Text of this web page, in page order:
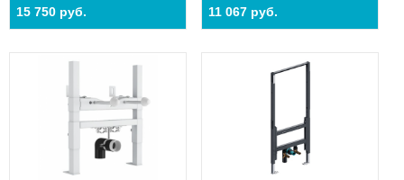
15 750 руб. 11 067 руб.